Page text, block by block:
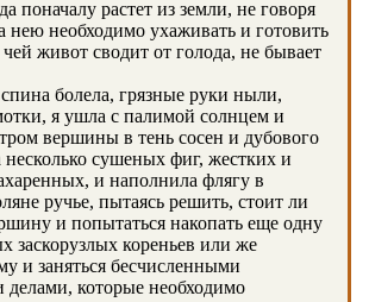
поначалу растет из земли, не говоря
нею необходимо ухаживать и готовить
живот сводит от голода, не бывает
болела, грязные руки ныли,
я ушла с палимой солнцем и
вершины в тень сосен и дубового
несколько сушеных фиг, жестких и
и наполнила флягу в
ручье, пытаясь решить, стоит ли
и попытаться накопать еще одну
заскорузлых кореньев или же
и заняться бесчисленными
делами, которые необходимо